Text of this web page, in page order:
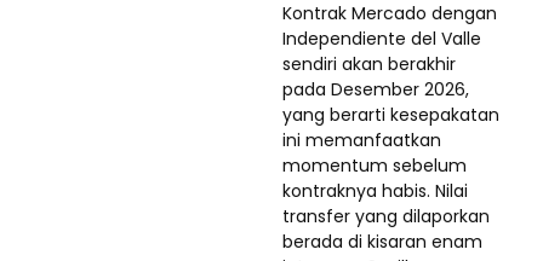
Kontrak Mercado dengan
Independiente del Valle
sendiri akan berakhir
pada Desember 2026,
yang berarti kesepakatan
ini memanfaatkan
momentum sebelum
kontraknya habis. Nilai
transfer yang dilaporkan
berada di kisaran enam